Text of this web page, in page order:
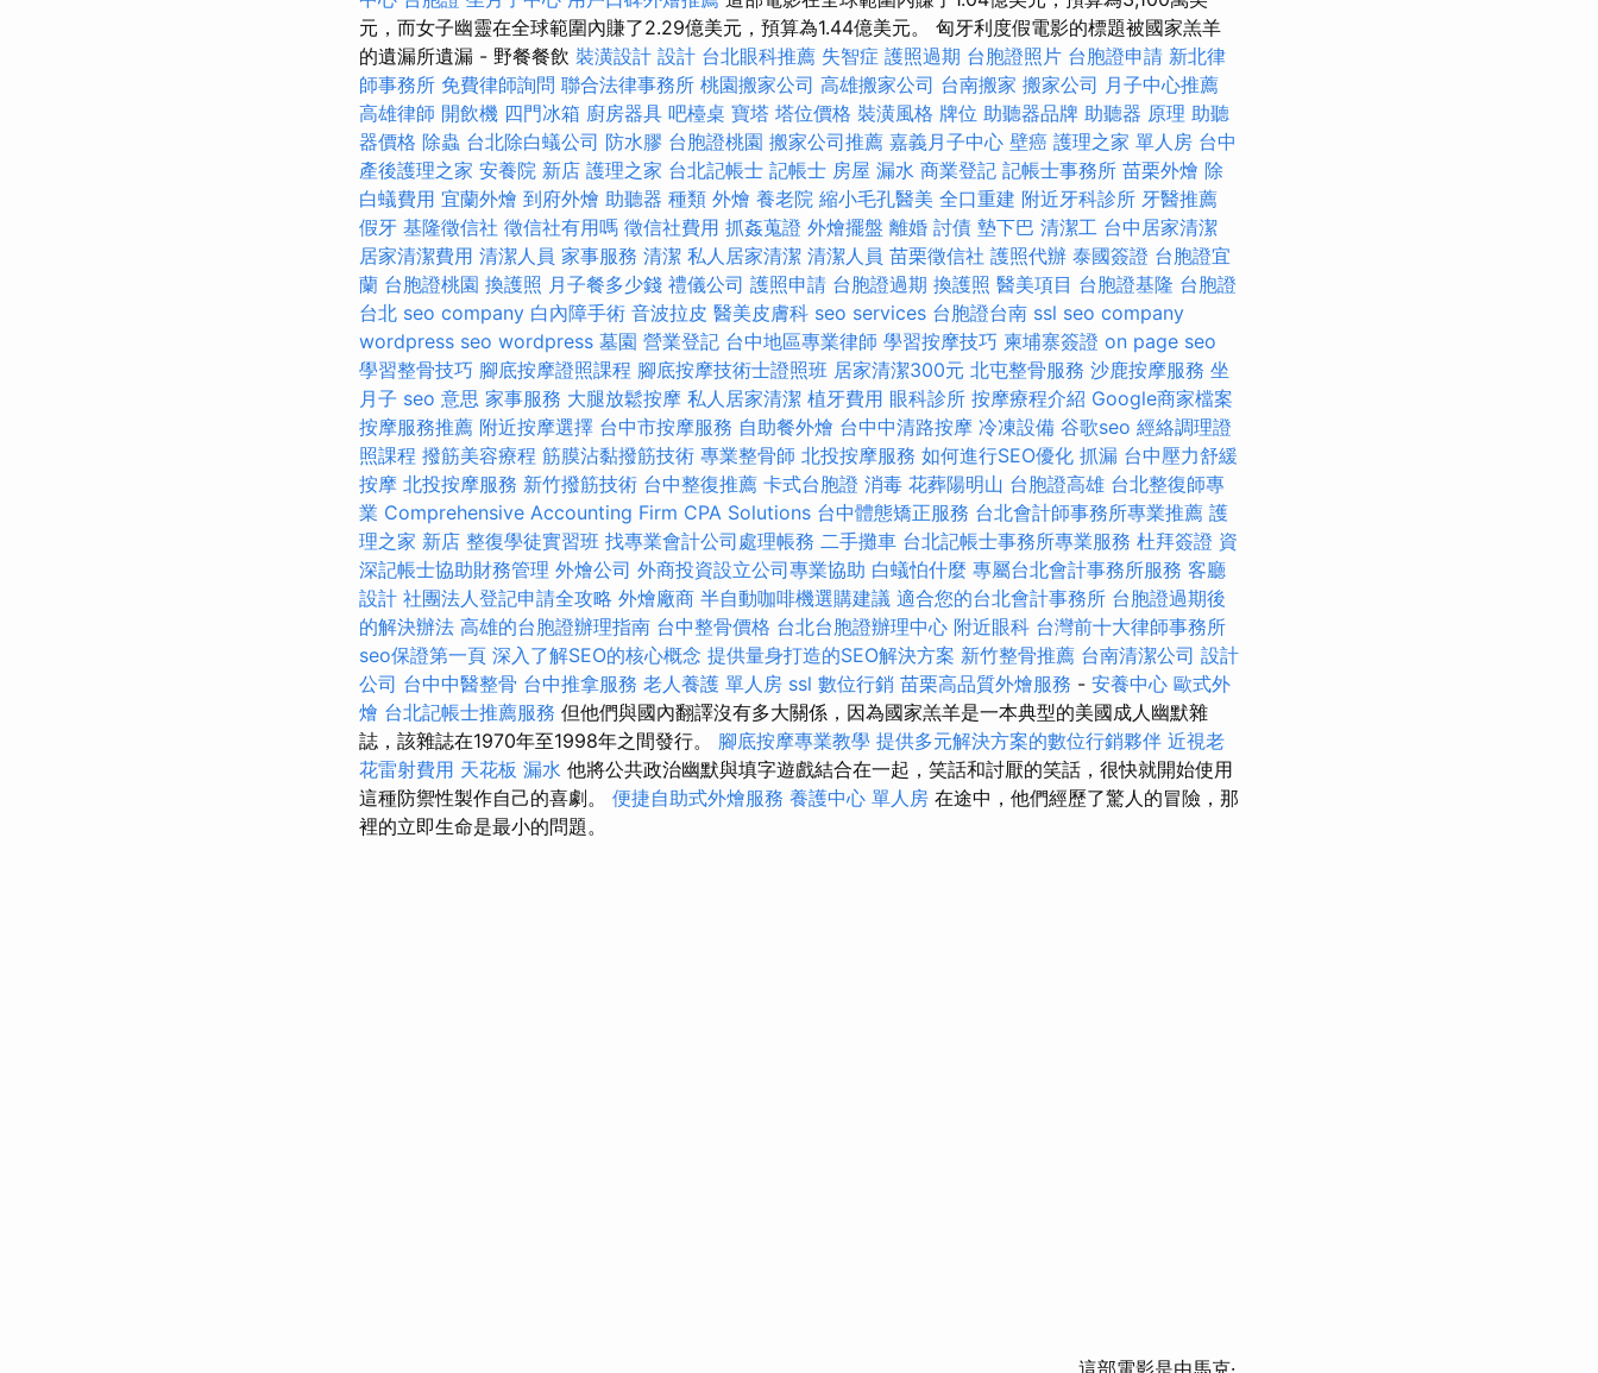
元，而女子幽靈在全球範圍內賺了2.29億美元，預算為1.44億美元。 匈牙利度假電影的標題被國家羔羊
的遺漏所遺漏 - 野餐餐飲 裝潢設計 設計 台北眼科推薦 失智症 護照過期 台胞證照片 台胞證申請 新北律
師事務所 免費律師詢問 聯合法律事務所 桃園搬家公司 高雄搬家公司 台南搬家 搬家公司 月子中心推薦
高雄律師 開飲機 四門冰箱 廚房器具 吧檯桌 寶塔 塔位價格 裝潢風格 牌位 助聽器品牌 助聽器 原理 助聽
器價格 除蟲 台北除白蟻公司 防水膠 台胞證桃園 搬家公司推薦 嘉義月子中心 壁癌 護理之家 單人房 台中
產後護理之家 安養院 新店 護理之家 台北記帳士 記帳士 房屋 漏水 商業登記 記帳士事務所 苗栗外燴 除
白蟻費用 宜蘭外燴 到府外燴 助聽器 種類 外燴 養老院 縮小毛孔醫美 全口重建 附近牙科診所 牙醫推薦
假牙 基隆徵信社 徵信社有用嗎 徵信社費用 抓姦蒐證 外燴擺盤 離婚 討債 墊下巴 清潔工 台中居家清潔
居家清潔費用 清潔人員 家事服務 清潔 私人居家清潔 清潔人員 苗栗徵信社 護照代辦 泰國簽證 台胞證宜
蘭 台胞證桃園 換護照 月子餐多少錢 禮儀公司 護照申請 台胞證過期 換護照 醫美項目 台胞證基隆 台胞證
台北 seo company 白內障手術 音波拉皮 醫美皮膚科 seo services 台胞證台南 ssl seo company
wordpress seo wordpress 墓園 營業登記 台中地區專業律師 學習按摩技巧 柬埔寨簽證 on page seo
學習整骨技巧 腳底按摩證照課程 腳底按摩技術士證照班 居家清潔300元 北屯整骨服務 沙鹿按摩服務 坐
月子 seo 意思 家事服務 大腿放鬆按摩 私人居家清潔 植牙費用 眼科診所 按摩療程介紹 Google商家檔案
按摩服務推薦 附近按摩選擇 台中市按摩服務 自助餐外燴 台中中清路按摩 冷凍設備 谷歌seo 經絡調理證
照課程 撥筋美容療程 筋膜沾黏撥筋技術 專業整骨師 北投按摩服務 如何進行SEO優化 抓漏 台中壓力舒緩
按摩 北投按摩服務 新竹撥筋技術 台中整復推薦 卡式台胞證 消毒 花葬陽明山 台胞證高雄 台北整復師專
業 Comprehensive Accounting Firm CPA Solutions 台中體態矯正服務 台北會計師事務所專業推薦 護
理之家 新店 整復學徒實習班 找專業會計公司處理帳務 二手攤車 台北記帳士事務所專業服務 杜拜簽證 資
深記帳士協助財務管理 外燴公司 外商投資設立公司專業協助 白蟻怕什麼 專屬台北會計事務所服務 客廳
設計 社團法人登記申請全攻略 外燴廠商 半自動咖啡機選購建議 適合您的台北會計事務所 台胞證過期後
的解決辦法 高雄的台胞證辦理指南 台中整骨價格 台北台胞證辦理中心 附近眼科 台灣前十大律師事務所
seo保證第一頁 深入了解SEO的核心概念 提供量身打造的SEO解決方案 新竹整骨推薦 台南清潔公司 設計
公司 台中中醫整骨 台中推拿服務 老人養護 單人房 ssl 數位行銷 苗栗高品質外燴服務 - 安養中心 歐式外
燴 台北記帳士推薦服務 但他們與國內翻譯沒有多大關係，因為國家羔羊是一本典型的美國成人幽默雜
誌，該雜誌在1970年至1998年之間發行。 腳底按摩專業教學 提供多元解決方案的數位行銷夥伴 近視老
花雷射費用 天花板 漏水 他將公共政治幽默與填字遊戲結合在一起，笑話和討厭的笑話，很快就開始使用
這種防禦性製作自己的喜劇。 便捷自助式外燴服務 養護中心 單人房 在途中，他們經歷了驚人的冒險，那
裡的立即生命是最小的問題。
這部電影是由馬克·